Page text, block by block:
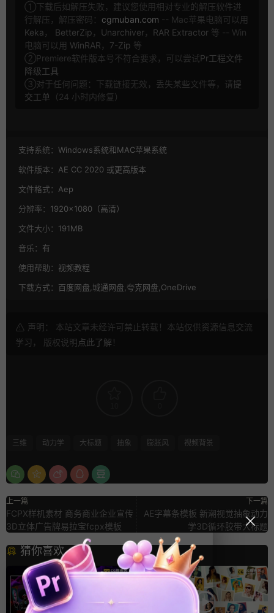
①下载后如解压失败，建议您使用相对专业的解压软件进
行解压，解压密码： cgmuban.com -- Mac苹果电脑可以用
Keka ， BetterZip ， Unarchiver， RAR Extractor 等 -- Win
电脑可以用 WinRAR ， 7-Zip 等
②Premiere软件版本号不符合要求，可以尝试Pr工程文件
降级工具
③对于任何问题：下载链接无效，丢失某些文件等，请提
交工单 （24 小时内修复）
支持系统： Windows系统和MAC苹果系统
软件版本： AE CC 2020 或更高版本
文件格式： Aep
分辨率： 1920×1080（高清）
文件大小： 191MB
音乐： 有
使用帮助： 视频教程
下载方式： 百度网盘,城通网盘,夸克网盘,OneDrive
声明： 本站文章未经许可禁止转载！本站仅供资源信息交流
学习， 版权说明点此了解 ！
三维 动力学 大标题 抽象 膨胀风 视频背景
上一篇
FCPX样机素材 商务商业企业宣传
3D立体广告牌易拉宝fcpx模板
下一篇
AE字幕条模板 新潮视觉抽象动力
学3D循环胶带大标题
猜你喜欢